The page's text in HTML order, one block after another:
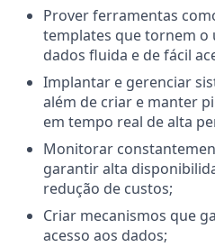
Prover ferramentas
templates que tornem
dados fluida e de fácil
Implantar e gerenciar
além de criar e manter
em tempo real de alta
Monitorar
garantir alta
redução de custos;
Criar mecanismos que
acesso aos dados;